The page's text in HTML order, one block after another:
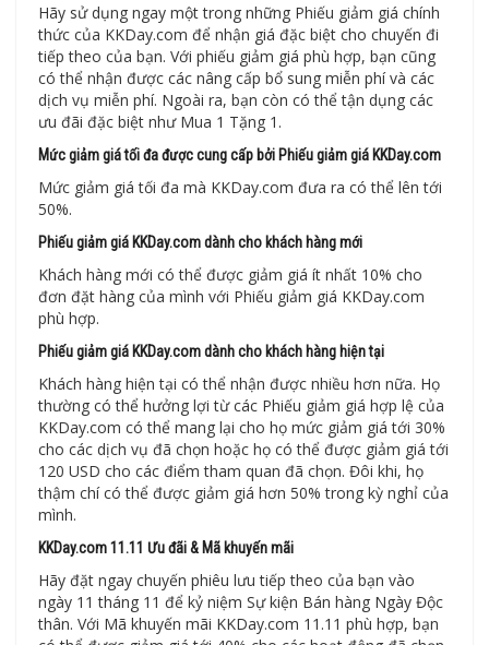
Hãy sử dụng ngay một trong những Phiếu giảm giá chính
thức của KKDay.com để nhận giá đặc biệt cho chuyến đi
tiếp theo của bạn. Với phiếu giảm giá phù hợp, bạn cũng
có thể nhận được các nâng cấp bổ sung miễn phí và các
dịch vụ miễn phí. Ngoài ra, bạn còn có thể tận dụng các
ưu đãi đặc biệt như Mua 1 Tặng 1.
Mức giảm giá tối đa được cung cấp bởi Phiếu giảm giá KKDay.com
Mức giảm giá tối đa mà KKDay.com đưa ra có thể lên tới
50%.
Phiếu giảm giá KKDay.com dành cho khách hàng mới
Khách hàng mới có thể được giảm giá ít nhất 10% cho
đơn đặt hàng của mình với Phiếu giảm giá KKDay.com
phù hợp.
Phiếu giảm giá KKDay.com dành cho khách hàng hiện tại
Khách hàng hiện tại có thể nhận được nhiều hơn nữa. Họ
thường có thể hưởng lợi từ các Phiếu giảm giá hợp lệ của
KKDay.com có thể mang lại cho họ mức giảm giá tới 30%
cho các dịch vụ đã chọn hoặc họ có thể được giảm giá tới
120 USD cho các điểm tham quan đã chọn. Đôi khi, họ
thậm chí có thể được giảm giá hơn 50% trong kỳ nghỉ của
mình.
KKDay.com 11.11 Ưu đãi & Mã khuyến mãi
Hãy đặt ngay chuyến phiêu lưu tiếp theo của bạn vào
ngày 11 tháng 11 để kỷ niệm Sự kiện Bán hàng Ngày Độc
thân. Với Mã khuyến mãi KKDay.com 11.11 phù hợp, bạn